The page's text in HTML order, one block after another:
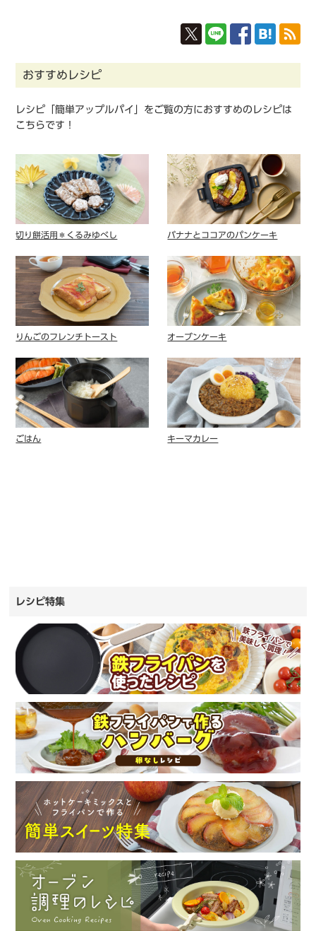
おすすめレシピ
レシピ「簡単アップルパイ」をご覧の方におすすめのレシピは
こちらです！
切り餅活用＊くるみゆべし バナナとココアのパンケーキ
りんごのフレンチトースト オーブンケーキ
ごはん キーマカレー
レシピ特集